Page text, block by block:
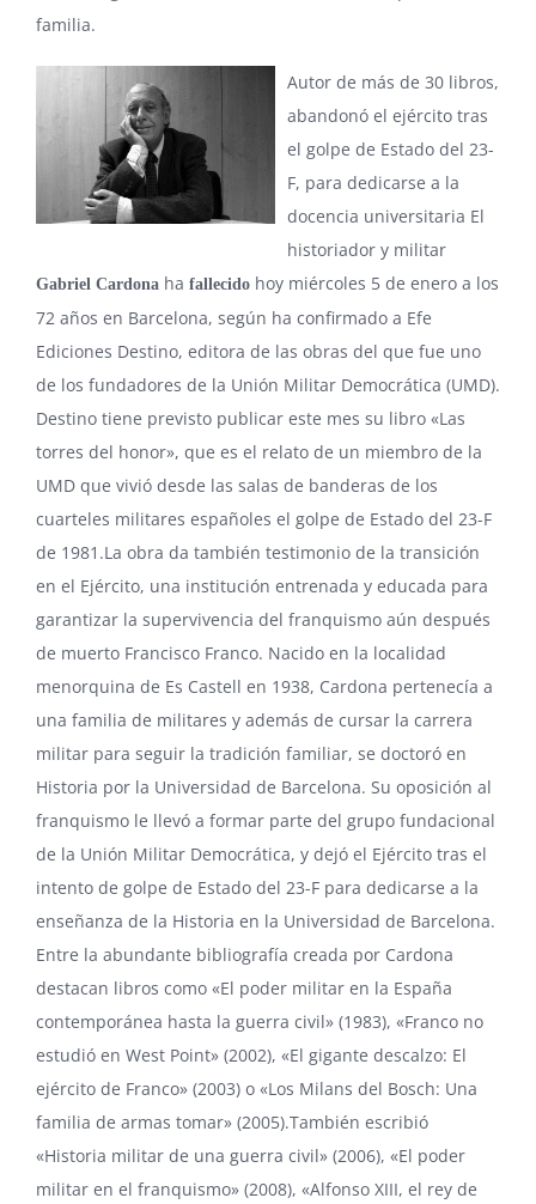
familia.
Autor de más de 30 libros,
abandonó el ejército tras
el golpe de Estado del 23-
F, para dedicarse a la
docencia universitaria El
historiador y militar
Gabriel Cardona ha fallecido hoy miércoles 5 de enero a los
72 años en Barcelona, según ha confirmado a Efe
Ediciones Destino, editora de las obras del que fue uno
de los fundadores de la Unión Militar Democrática (UMD).
Destino tiene previsto publicar este mes su libro «Las
torres del honor», que es el relato de un miembro de la
UMD que vivió desde las salas de banderas de los
cuarteles militares españoles el golpe de Estado del 23-F
de 1981.La obra da también testimonio de la transición
en el Ejército, una institución entrenada y educada para
garantizar la supervivencia del franquismo aún después
de muerto Francisco Franco. Nacido en la localidad
menorquina de Es Castell en 1938, Cardona pertenecía a
una familia de militares y además de cursar la carrera
militar para seguir la tradición familiar, se doctoró en
Historia por la Universidad de Barcelona. Su oposición al
franquismo le llevó a formar parte del grupo fundacional
de la Unión Militar Democrática, y dejó el Ejército tras el
intento de golpe de Estado del 23-F para dedicarse a la
enseñanza de la Historia en la Universidad de Barcelona.
Entre la abundante bibliografía creada por Cardona
destacan libros como «El poder militar en la España
contemporánea hasta la guerra civil» (1983), «Franco no
estudió en West Point» (2002), «El gigante descalzo: El
ejército de Franco» (2003) o «Los Milans del Bosch: Una
familia de armas tomar» (2005).También escribió
«Historia militar de una guerra civil» (2006), «El poder
militar en el franquismo» (2008), «Alfonso XIII, el rey de